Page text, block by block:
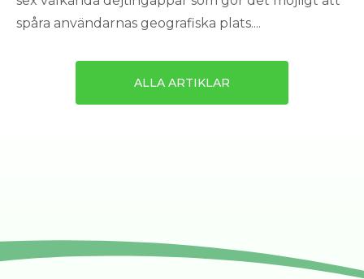
spåra användarnas geografiska plats....
ALLA ARTIKLAR